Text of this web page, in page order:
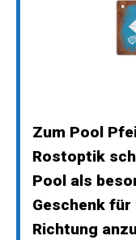
Zum Pool
Rostoptik
Pool als
Geschenk
Richtung